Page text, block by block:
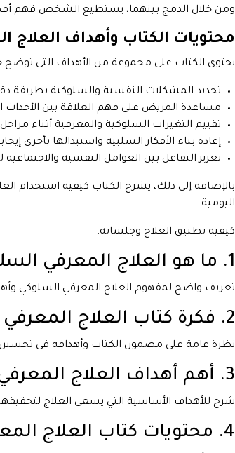
ومن خلال الدمج بينهما، يستطيع الشخص فهم
محتويات الكتاب وأهداف العلاج
يحتوي الكتاب على مجموعة من الأهداف التي
تحديد المشكلات النفسية والسلوكية بطريقة
مساعدة المريض على فهم العلاقة بين الأحداث
تقييم التغيرات السلوكية والمعرفية أثناء مراحل
إعادة بناء الأفكار السلبية واستبدالها بأخرى
تعزيز التفاعل بين العوامل النفسية والاجتماعية
بالإضافة إلى ذلك، يشرح الكتاب كيفية استخدام
اليومية.
كيفية تطبيق العلاج وجلساته.
1. ما هو العلاج المعرفي السلوكي للاكتئاب؟
تعريف واضح لمفهوم العلاج المعرفي السلوكي
2. فكرة كتاب العلاج المعرفي السلوكي للاكتئاب
نظرة عامة على مضمون الكتاب وأهدافه في
3. أهم أهداف العلاج المعرفي السلوكي
شرح للأهداف الأساسية التي يسعى العلاج
4. محتويات كتاب العلاج المعرفي السلوكي للاكتئاب